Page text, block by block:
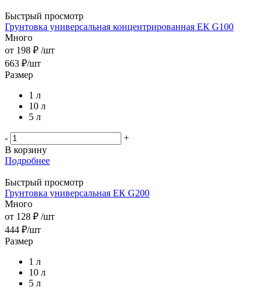
Быстрый просмотр
Грунтовка универсальная концентрированная ЕК G100
Много
от 198 ₽ /шт
663 ₽/шт
Размер
1 л
10 л
5 л
-
+
В корзину
Подробнее
Быстрый просмотр
Грунтовка универсальная ЕК G200
Много
от 128 ₽ /шт
444 ₽/шт
Размер
1 л
10 л
5 л